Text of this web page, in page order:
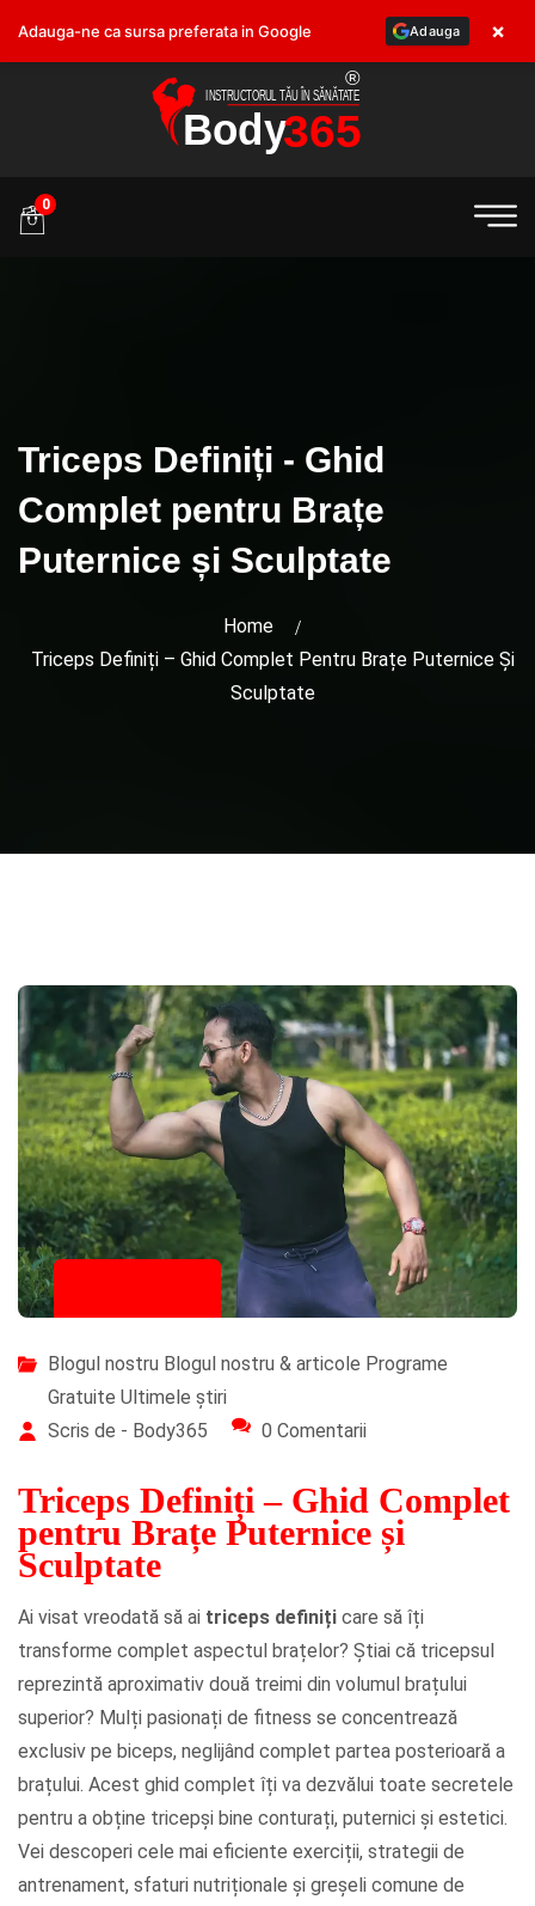
0
Triceps Definiți - Ghid
Complet pentru Brațe
Puternice și Sculptate
Home
Triceps Definiți – Ghid Complet Pentru Brațe Puternice Și
Sculptate
Blogul nostru Blogul nostru & articole Programe
Gratuite Ultimele știri
Scris de - Body365
0 Comentarii
Triceps Definiți – Ghid Complet
pentru Brațe Puternice și
Sculptate
Ai visat vreodată să ai triceps definiți care să îți
transforme complet aspectul brațelor? Știai că tricepsul
reprezintă aproximativ două treimi din volumul brațului
superior? Mulți pasionați de fitness se concentrează
exclusiv pe biceps, neglijând complet partea posterioară a
brațului. Acest ghid complet îți va dezvălui toate secretele
pentru a obține tricepși bine conturați, puternici și estetici.
Vei descoperi cele mai eficiente exerciții, strategii de
antrenament, sfaturi nutriționale și greșeli comune de
Adauga-ne ca sursa preferata in Google Adauga ×